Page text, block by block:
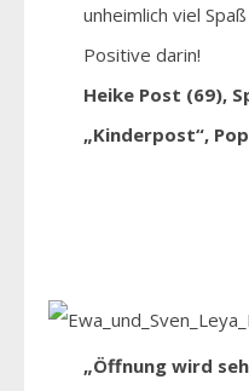
unheimlich viel
Positive darin!
Heike Post (69),
„Kinderpost“,
„Öffnung wird